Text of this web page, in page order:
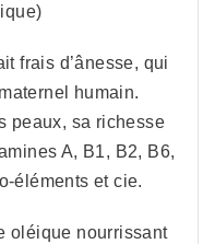
frais d’ânesse, qui
humain.
peaux, sa richesse
A, B1, B2, B6,
éléments et cie.
oléique nourrissant